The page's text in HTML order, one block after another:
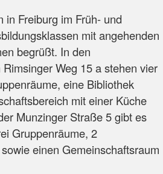
in Freiburg im Früh- und
mit angehenden
begrüßt. In den
Weg 15 a stehen vier
eine Bibliothek
mit einer Küche
Munzinger Straße 5 gibt es
Gruppenräume, 2
einen Gemeinschaftsraum